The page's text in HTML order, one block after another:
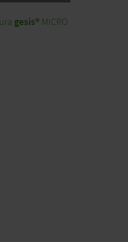
gesis® MICRO